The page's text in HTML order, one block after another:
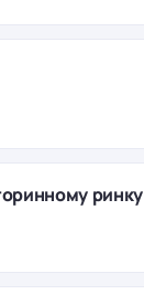
ринку